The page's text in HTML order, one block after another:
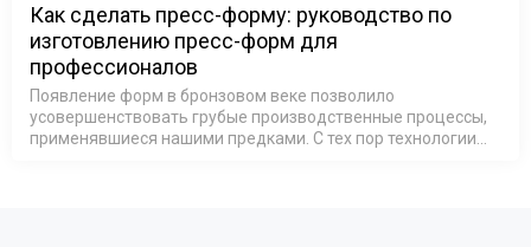
Как сделать пресс-форму: руководство по
изготовлению пресс-форм для
профессионалов
Появление форм в бронзовом веке позволило
усовершенствовать грубые производственные процессы,
применявшиеся нашими предками. С тех пор технологии